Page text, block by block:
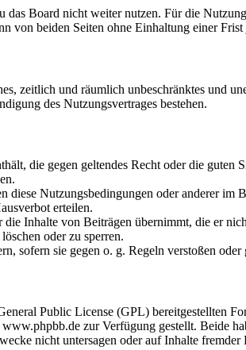
das Board nicht weiter nutzen. Für die
von beiden Seiten ohne Einhaltung einer
zeitlich und räumlich unbeschränktes und
des Nutzungsvertrages bestehen.
die gegen geltendes Recht oder die guten
diese Nutzungsbedingungen oder anderer
erteilen.
Inhalte von Beiträgen übernimmt, die er
oder zu sperren.
sofern sie gegen o. g. Regeln verstoßen
Public License (GPL) bereitgestellten
zur Verfügung gestellt. Beide
nicht untersagen oder auf Inhalte fremder